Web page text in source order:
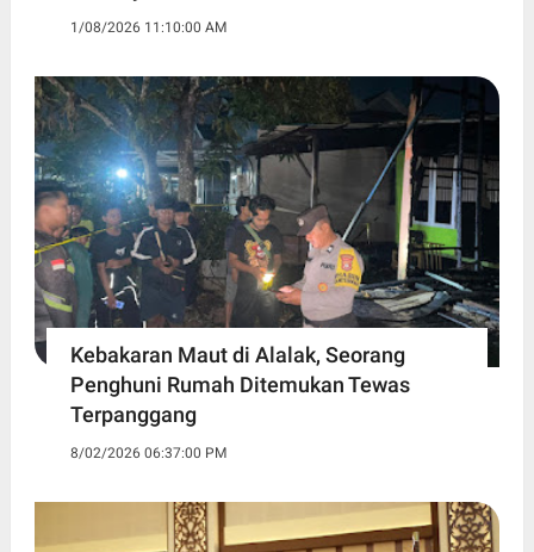
1/08/2026 11:10:00 AM
Kebakaran Maut di Alalak, Seorang
Penghuni Rumah Ditemukan Tewas
Terpanggang
8/02/2026 06:37:00 PM